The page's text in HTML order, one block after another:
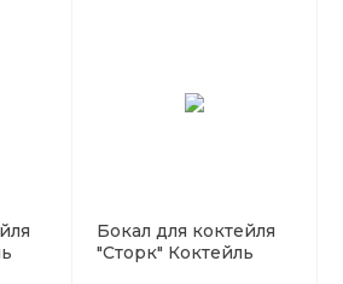
Бокал для коктейля
"Сторк" Коктейль